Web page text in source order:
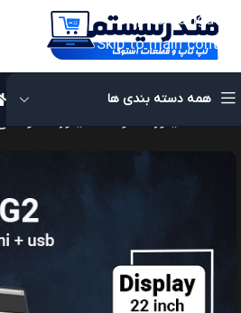
Skip to navigation
Skip to main content
همه دسته بندی ها